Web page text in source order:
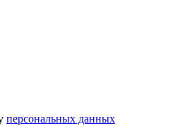
персональных данных